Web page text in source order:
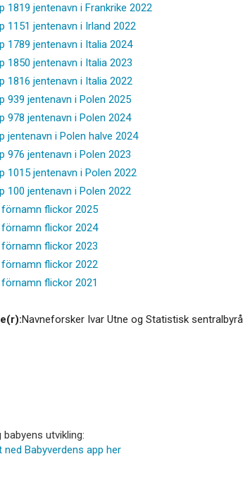
1819 jentenavn i Frankrike 2022
1151 jentenavn i Irland 2022
1789 jentenavn i Italia 2024
1850 jentenavn i Italia 2023
1816 jentenavn i Italia 2022
939 jentenavn i Polen 2025
978 jentenavn i Polen 2024
jentenavn i Polen halve 2024
976 jentenavn i Polen 2023
1015 jentenavn i Polen 2022
100 jentenavn i Polen 2022
flickor 2025
flickor 2024
flickor 2023
flickor 2022
flickor 2021
Navneforsker Ivar Utne og Statistisk sentralbyrå.
babyens utvikling:
ned Babyverdens app her